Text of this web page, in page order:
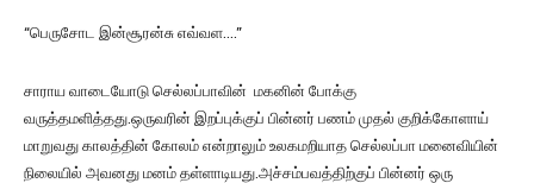
“பெருசோட இன்சூரன்சு எவ்வள….”
சாராய வாடையோடு செல்லப்பாவின் மகனின் போக்கு
வருத்தமளித்தது.ஒருவரின் இறப்புக்குப் பின்னர் பணம் முதல் குறிக்கோளாய்
மாறுவது காலத்தின் கோலம் என்றாலும் உலகமறியாத செல்லப்பா மனைவியின்
நிலையில் அவனது மனம் தள்ளாடியது.அச்சம்பவத்திற்குப் பின்னர் ஒரு